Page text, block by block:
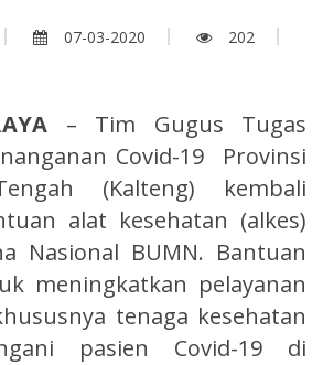
07-03-2020
202
– Tim Gugus Tugas
Covid-19 Provinsi
(Kalteng) kembali
alat kesehatan (alkes)
Nasional BUMN. Bantuan
meningkatkan pelayanan
tenaga kesehatan
pasien Covid-19 di